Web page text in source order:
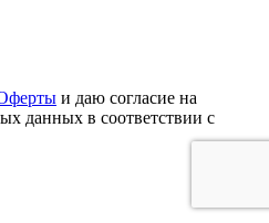
и даю согласие на
данных в соответствии с